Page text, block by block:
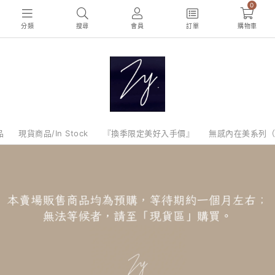
分類 搜尋 會員 訂單
0
購物車
現貨商品/In Stock 『換季限定美好入手價』 無感內在美系列